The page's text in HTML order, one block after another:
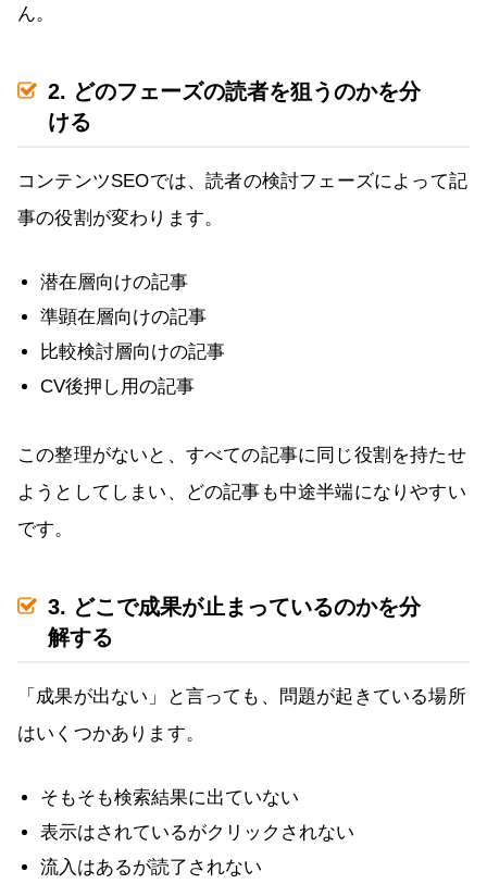
ん。
2. どのフェーズの読者を狙うのかを分
ける
コンテンツSEOでは、読者の検討フェーズによって記
事の役割が変わります。
潜在層向けの記事
準顕在層向けの記事
比較検討層向けの記事
CV後押し用の記事
この整理がないと、すべての記事に同じ役割を持たせ
ようとしてしまい、どの記事も中途半端になりやすい
です。
3. どこで成果が止まっているのかを分
解する
「成果が出ない」と言っても、問題が起きている場所
はいくつかあります。
そもそも検索結果に出ていない
表示はされているがクリックされない
流入はあるが読了されない